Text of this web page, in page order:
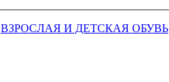
ВЗРОСЛАЯ И ДЕТСКАЯ ОБУВЬ